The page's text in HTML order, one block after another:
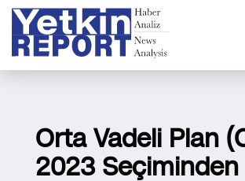
Orta Vadeli Plan
2023 Seçiminden